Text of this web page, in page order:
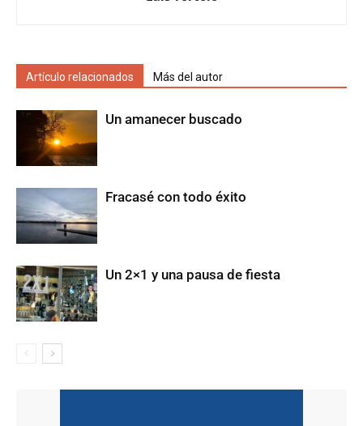
Artículo relacionados Más del autor
Un amanecer buscado
Fracasé con todo éxito
Un 2×1 y una pausa de fiesta